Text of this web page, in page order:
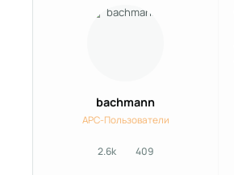
bachmann
APC-Пользователи
2.6kсообщения
409Репутация